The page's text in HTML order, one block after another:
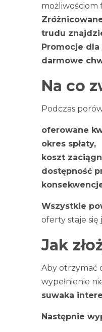
możliwościom
trudu
Promocje
darmowe
Na co
Podczas
oferowane
okres spłaty,
koszt
dostępność
Wszystkie
oferty staje się
Jak
Aby otrzymać
wypełnienie
suwaka
Następnie